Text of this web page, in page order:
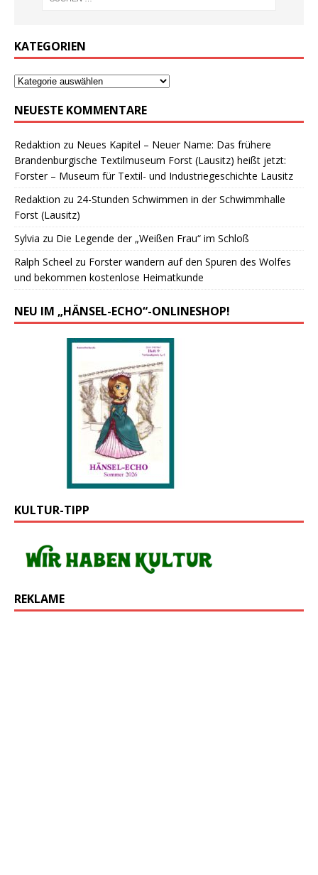
KATEGORIEN
NEUESTE KOMMENTARE
Redaktion zu Neues Kapitel – Neuer Name: Das frühere
Brandenburgische Textilmuseum Forst (Lausitz) heißt jetzt:
Forster – Museum für Textil- und Industriegeschichte Lausitz
Redaktion zu 24-Stunden Schwimmen in der Schwimmhalle
Forst (Lausitz)
Sylvia zu Die Legende der „Weißen Frau“ im Schloß
Ralph Scheel zu Forster wandern auf den Spuren des Wolfes
und bekommen kostenlose Heimatkunde
NEU IM „HÄNSEL-ECHO“-ONLINESHOP!
KULTUR-TIPP
REKLAME